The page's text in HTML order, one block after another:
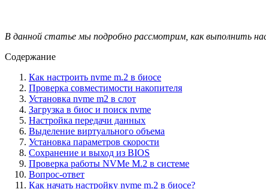
В данной статье мы подробно рассмотрим, как выполнить
Содержание
Как настроить nvme m.2 в биосе
Проверка совместимости накопителя
Установка nvme m2 в слот
Загрузка в биос и поиск nvme
Настройка передачи данных
Выделение виртуального объема
Установка параметров скорости
Сохранение и выход из BIOS
Проверка работы NVMe M.2 в системе
Вопрос-ответ
Как начать настройку nvme m.2 в биосе?